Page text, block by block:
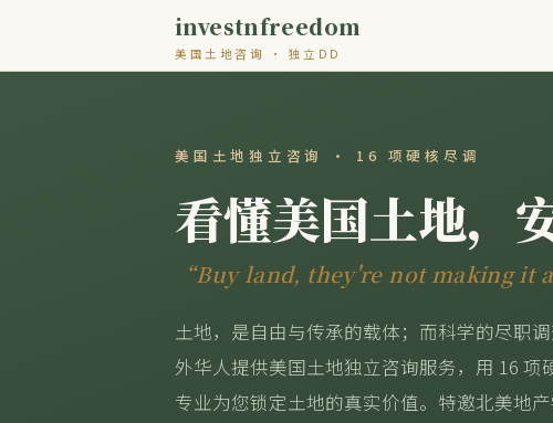
investnfreedom
美国土地咨询 · 独立DD
美国土地独立咨询 · 16 项硬核尽调
看懂美国土地，
“Buy land, they're not making
土地，是自由与传承的载体；而科学的尽职
外华人提供美国土地独立咨询服务，用 16
专业为您锁定土地的真实价值。特邀北美地